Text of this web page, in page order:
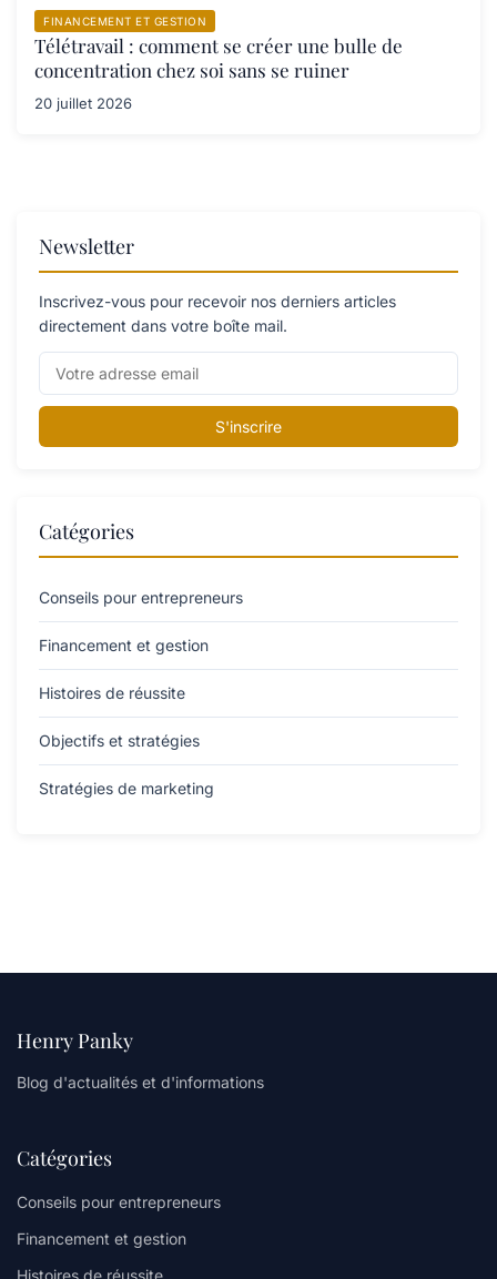
FINANCEMENT ET GESTION
Télétravail : comment se créer une bulle de
concentration chez soi sans se ruiner
20 juillet 2026
Newsletter
Inscrivez-vous pour recevoir nos derniers articles
directement dans votre boîte mail.
S'inscrire
Catégories
Conseils pour entrepreneurs
Financement et gestion
Histoires de réussite
Objectifs et stratégies
Stratégies de marketing
Henry Panky
Blog d'actualités et d'informations
Catégories
Conseils pour entrepreneurs
Financement et gestion
Histoires de réussite